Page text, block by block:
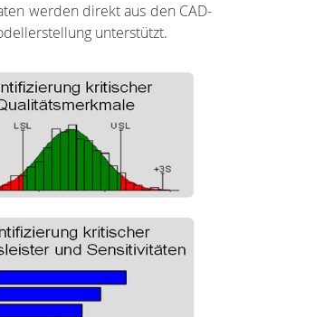
werden direkt aus den CAD-
unterstützt.